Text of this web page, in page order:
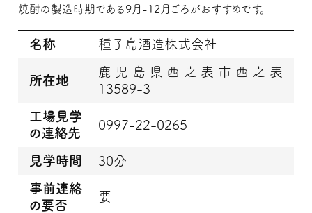
焼酎の製造時期である9月-12月ごろがおすすめです。
名称 種子島酒造株式会社
所在地
鹿児島県西之表市西之表
13589-3
工場見学
の連絡先
0997-22-0265
見学時間 30分
事前連絡
の要否
要